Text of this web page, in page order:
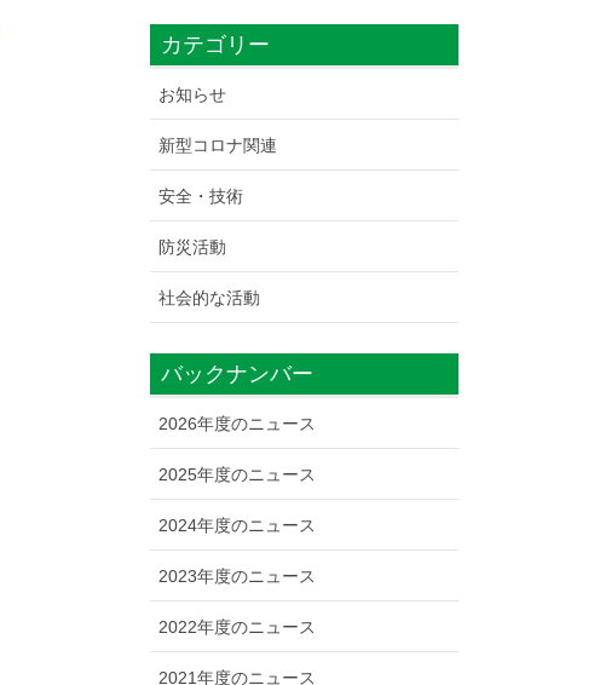
カテゴリー
お知らせ
新型コロナ関連
安全・技術
防災活動
社会的な活動
バックナンバー
2026年度のニュース
2025年度のニュース
2024年度のニュース
2023年度のニュース
2022年度のニュース
2021年度のニュース